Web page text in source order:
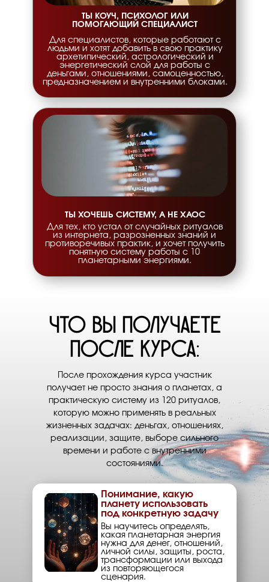
Для специалистов, которые работают с
людьми и хотят добавить в свою практику
архетипический, астрологический и
энергетический слой для работы с
деньгами, отношениями, самоценностью,
предназначением и внутренними блоками.
Для тех, кто устал от случайных ритуалов
из интернета, разрозненных знаний и
противоречивых практик, и хочет получить
понятную систему работы с 10
планетарными энергиями.
ТЫ КОУЧ, ПСИХОЛОГ ИЛИ
ПОМОГАЮЩИЙ СПЕЦИАЛИСТ
ТЫ ХОЧЕШЬ СИСТЕМУ, А НЕ ХАОС
ЧТО ВЫ ПОЛУЧАЕТЕ
ПОСЛЕ КУРСА:
Вы научитесь определять,
какая планетарная энергия
нужна для денег, отношений,
личной силы, защиты, роста,
трансформации или выхода
из повторяющегося
сценария.
Понимание, какую
планету использовать
под конкретную задачу
После прохождения курса участник
получает не просто знания о планетах, а
практическую систему из 120 ритуалов,
которую можно применять в реальных
жизненных задачах: деньгах, отношениях,
реализации, защите, выборе сильного
времени и работе с внутренними
состояниями.